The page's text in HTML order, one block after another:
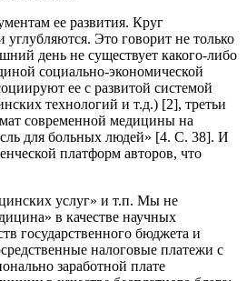
ее развития. Круг
Это говорит не только
день не существует какого-либо
социально-экономической
ее с развитой системой
технологий и т.д.) [2], третьи
современной медицины на
для больных людей» [4. С. 38]. И
платформ авторов, что
услуг» и т.п. Мы не
в качестве научных
государственного бюджета и
налоговые платежи с
заработной плате